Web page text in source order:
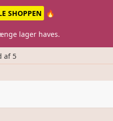
SHOPPEN 🔥
lager haves.
af 5